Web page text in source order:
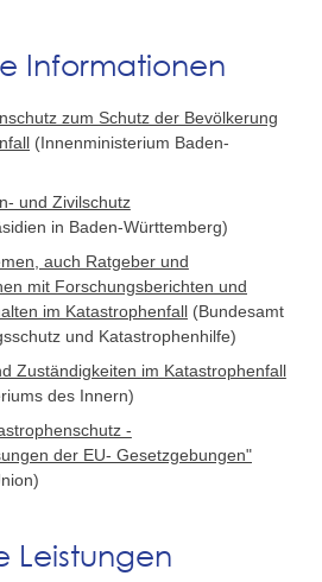
Informationen
zum Schutz der Bevölkerung
(Innenministerium Baden-
und Zivilschutz
in Baden-Württemberg)
auch Ratgeber und
mit Forschungsberichten und
im Katastrophenfall (Bundesamt
und Katastrophenhilfe)
Zuständigkeiten im Katastrophenfall
des Innern)
-
der EU- Gesetzgebungen"
Leistungen